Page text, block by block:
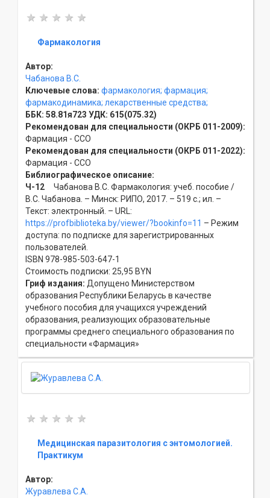
Фармакология
Автор:
Чабанова В.С.
Ключевые слова: фармакология; фармация;
фармакодинамика; лекарственные средства;
ББК: 58.81я723 УДК: 615(075.32)
Рекомендован для специальности (ОКРБ 011-2009):
Фармация - ССO
Рекомендован для специальности (ОКРБ 011-2022):
Фармация - ССO
Библиографическое описание:
Ч-12 Чабанова В.С. Фармакология: учеб. пособие /
В.С. Чабанова. – Минск: РИПО, 2017. – 519 с.; ил. –
Текст: электронный. – URL:
https://profbiblioteka.by/viewer/?bookinfo=11 – Режим
доступа: по подписке для зарегистрированных
пользователей.
ISBN 978-985-503-647-1
Стоимость подписки: 25,95 BYN
Гриф издания: Допущено Министерством
образования Республики Беларусь в качестве
учебного пособия для учащихся учреждений
образования, реализующих образовательные
программы среднего специального образования по
специальности «Фармация»
Медицинская паразитология с энтомологией.
Практикум
Автор:
Журавлева С.А.